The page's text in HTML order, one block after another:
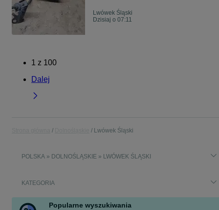
Lwówek Śląski
Dzisiaj o 07:11
1 z 100
Dalej
Lwówek Śląski
POLSKA » DOLNOŚLĄSKIE » LWÓWEK ŚLĄSKI
KATEGORIA
Popularne wyszukiwania